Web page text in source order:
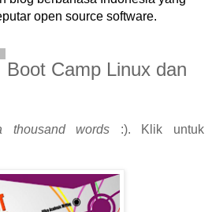
open source software.
Camp Linux dan
words :). Klik untuk